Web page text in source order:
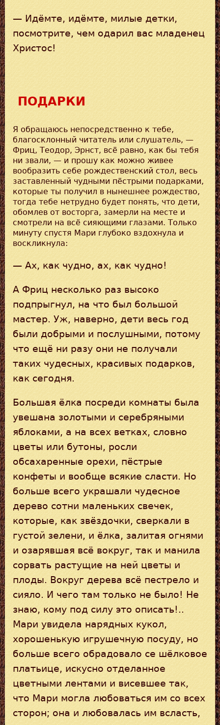
— Идёмте, идёмте, милые детки,
посмотрите, чем одарил вас младенец
Христос!
ПОДАРКИ
Я обращаюсь непосредственно к тебе,
благосклонный читатель или слушатель, —
Фриц, Теодор, Эрнст, всё равно, как бы тебя
ни звали, — и прошу как можно живее
вообразить себе рождественский стол, весь
заставленный чудными пёстрыми подарками,
которые ты получил в нынешнее рождество,
тогда тебе нетрудно будет понять, что дети,
обомлев от восторга, замерли на месте и
смотрели на всё сияющими глазами. Только
минуту спустя Мари глубоко вздохнула и
воскликнула:
— Ах, как чудно, ах, как чудно!
А Фриц несколько раз высоко
подпрыгнул, на что был большой
мастер. Уж, наверно, дети весь год
были добрыми и послушными, потому
что ещё ни разу они не получали
таких чудесных, красивых подарков,
как сегодня.
Большая ёлка посреди комнаты была
увешана золотыми и серебряными
яблоками, а на всех ветках, словно
цветы или бутоны, росли
обсахаренные орехи, пёстрые
конфеты и вообще всякие сласти. Но
больше всего украшали чудесное
дерево сотни маленьких свечек,
которые, как звёздочки, сверкали в
густой зелени, и ёлка, залитая огнями
и озарявшая всё вокруг, так и манила
сорвать растущие на ней цветы и
плоды. Вокруг дерева всё пестрело и
сияло. И чего там только не было! Не
знаю, кому под силу это описать!..
Мари увидела нарядных кукол,
хорошенькую игрушечную посуду, но
больше всего обрадовало се шёлковое
платьице, искусно отделанное
цветными лентами и висевшее так,
что Мари могла любоваться им со всех
сторон; она и любовалась им всласть,